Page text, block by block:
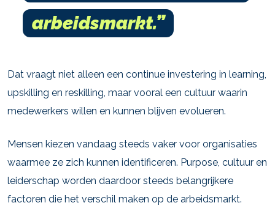
arbeidsmarkt.”
Dat vraagt niet alleen een continue investering in learning,
upskilling en reskilling, maar vooral een cultuur waarin
medewerkers willen en kunnen blijven evolueren.
Mensen kiezen vandaag steeds vaker voor organisaties
waarmee ze zich kunnen identificeren. Purpose, cultuur en
leiderschap worden daardoor steeds belangrijkere
factoren die het verschil maken op de arbeidsmarkt.